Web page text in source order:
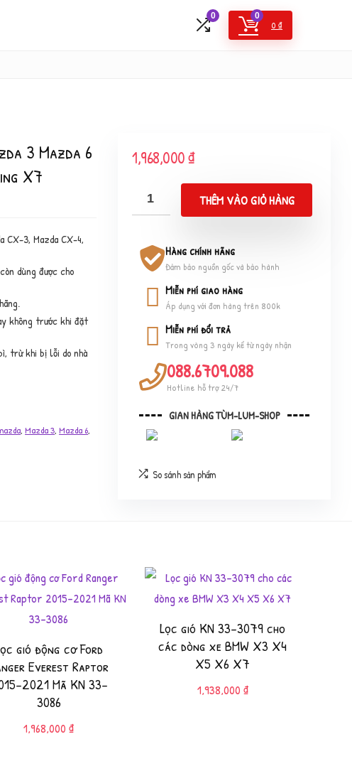
0 0
0 ₫
3 Mazda 6
X7
CX-3, Mazda CX-4,
dùng được cho
không trước khi đặt
trừ khi bị lỗi do nhà
, Mazda 3, Mazda 6,
1,968,000₫
THÊM VÀO GIỎ HÀNG
Hàng chính hãng
Đảm bảo nguồn gốc và bảo hành
Miễn phí giao hàng
Áp dụng với đơn hàng trên 800k
Miễn phí đổi trả
Trong vòng 3 ngày kể từ ngày nhận
088.6709.088
Hotline hỗ trợ 24/7
GIAN HÀNG TÙM-LUM-SHOP
So sánh sản phẩm
gió động cơ Ford
Everest Raptor
2021 Mã KN 33-
3086
1,968,000₫
Lọc gió KN 33-3079 cho
các dòng xe BMW X3 X4
X5 X6 X7
1,938,000 ₫